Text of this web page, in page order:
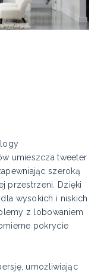
umieszcza tweeter
szeroką
przestrzeni. Dzięki
wysokich i niskich
z lobowaniem
pokrycie
umożliwiając